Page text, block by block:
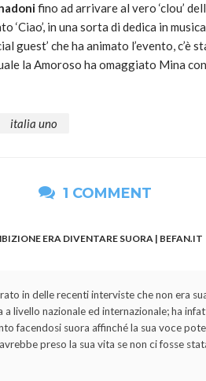
fino ad arrivare al vero ‘clou’
‘Ciao’, in una sorta di dedica in
guest’ che ha animato l’evento, c’è
la Amoroso ha omaggiato Mina con
italia uno
1 COMMENT
ERA DIVENTARE SUORA | BEFAN.IT
in delle recenti interviste che non era
livello nazionale ed internazionale; ha
facendosi suora affinché la sua voce
preso la sua vita se non ci fosse